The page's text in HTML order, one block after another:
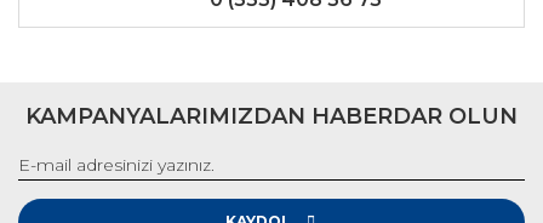
KAMPANYALARIMIZDAN HABERDAR OLUN